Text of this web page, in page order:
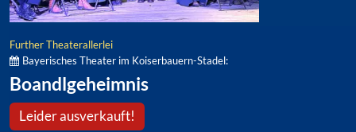
Further Theaterallerlei
Bayerisches Theater im Koiserbauern-Stadel:
Boandlgeheimnis
Leider ausverkauft!